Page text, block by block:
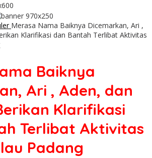
Merasa Nama Baiknya Dicemarkan, Ari ,
Klarifikasi dan Bantah Terlibat Aktivitas
Baiknya
Ari , Aden, dan
Klarifikasi
Terlibat Aktivitas
Padang